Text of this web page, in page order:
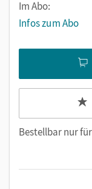
Im Abo:
Infos zum Abo
Bestellbar nur für